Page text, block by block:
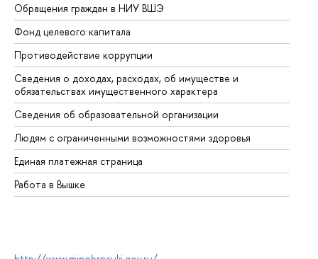
Обращения граждан в НИУ ВШЭ
Фонд целевого капитала
Противодействие коррупции
Сведения о доходах, расходах, об имуществе и
обязательствах имущественного характера
Сведения об образовательной организации
Людям с ограниченными возможностями здоровья
Единая платежная страница
Работа в Вышке